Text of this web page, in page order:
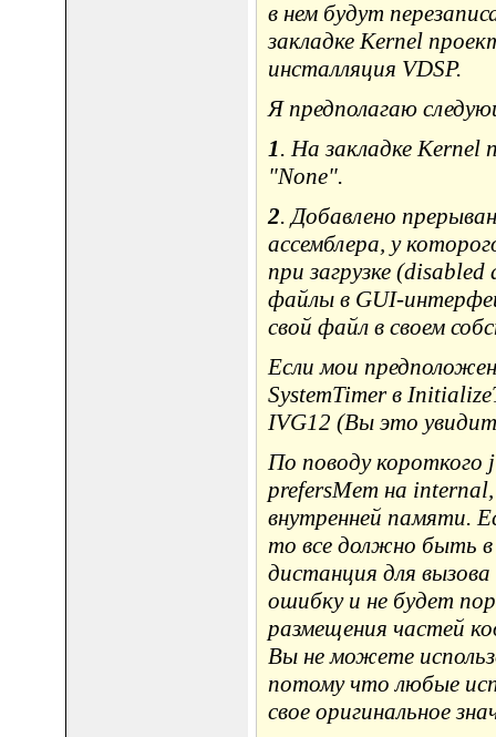
в нем будут
закладке Kernel
инсталляция VDSP.
Я предполагаю
1. На закладке Kernel
"None".
2. Добавлено
ассемблера, у
при загрузке
файлы в GUI-
свой файл в своем
Если мои
SystemTimer в
IVG12 (Вы это
По поводу
prefersMem на
внутренней памяти.
то все должно быть в
дистанция для
ошибку и не будет
размещения частей
Вы не можете
потому что любые
свое оригинальное